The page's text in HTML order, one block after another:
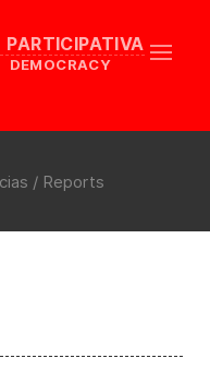
DEMOCRACY
/ Reports